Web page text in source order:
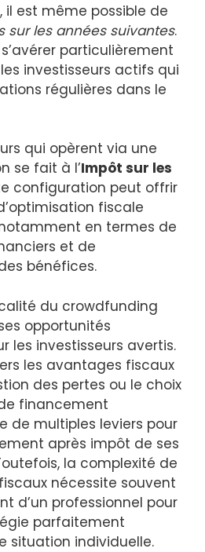
il est même possible de
sur les années suivantes.
particulièrement
investisseurs actifs qui
régulières dans le
qui opèrent via une
se fait à l’Impôt sur les
configuration peut offrir
fiscale
en termes de
et de
bénéfices.
du crowdfunding
opportunités
les investisseurs avertis.
les avantages fiscaux
des pertes ou le choix
financement
de multiples leviers pour
après impôt de ses
la complexité de
nécessite souvent
d’un professionnel pour
parfaitement
situation individuelle.